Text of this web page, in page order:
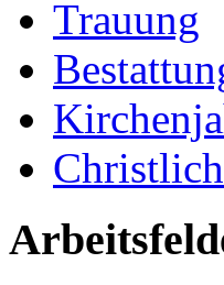
Trauung